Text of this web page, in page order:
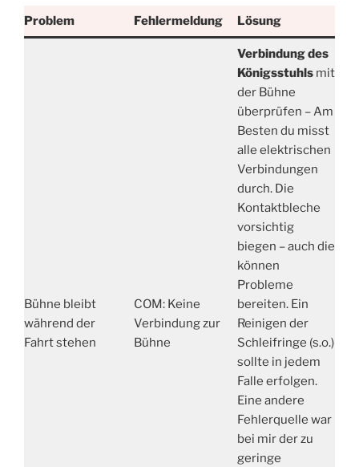
Problem Fehlermeldung Lösung
Bühne bleibt
während der
Fahrt stehen
COM: Keine
Verbindung zur
Bühne
Verbindung des
Königsstuhlsmit
der Bühne
überprüfen – Am
Besten du misst
alle elektrischen
Verbindungen
durch. Die
Kontaktbleche
vorsichtig
biegen – auch die
können
Probleme
bereiten. Ein
Reinigen der
Schleifringe (s.o.)
sollte in jedem
Falle erfolgen.
Eine andere
Fehlerquelle war
bei mir der zu
geringe